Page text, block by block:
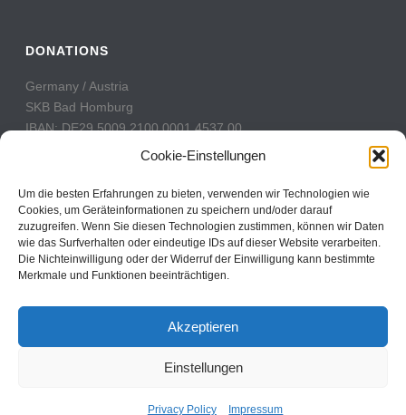
Cookie-Einstellungen
Um die besten Erfahrungen zu bieten, verwenden wir Technologien wie
Cookies, um Geräteinformationen zu speichern und/oder darauf
zuzugreifen. Wenn Sie diesen Technologien zustimmen, können wir Daten
wie das Surfverhalten oder eindeutige IDs auf dieser Website verarbeiten.
Die Nichteinwilligung oder der Widerruf der Einwilligung kann bestimmte
Merkmale und Funktionen beeinträchtigen.
Akzeptieren
Einstellungen
Privacy Policy Impressum
DONATIONS
Germany / Austria
SKB Bad Homburg
IBAN: DE29 5009 2100 0001 4537 00
BIC: GENODE51BH2
Switzerland
PostFinance
Konto: 60-742493-7
IBAN: CH31 0900 0000 6074 2493 7
BIC: POFICHBEXXX
Contact